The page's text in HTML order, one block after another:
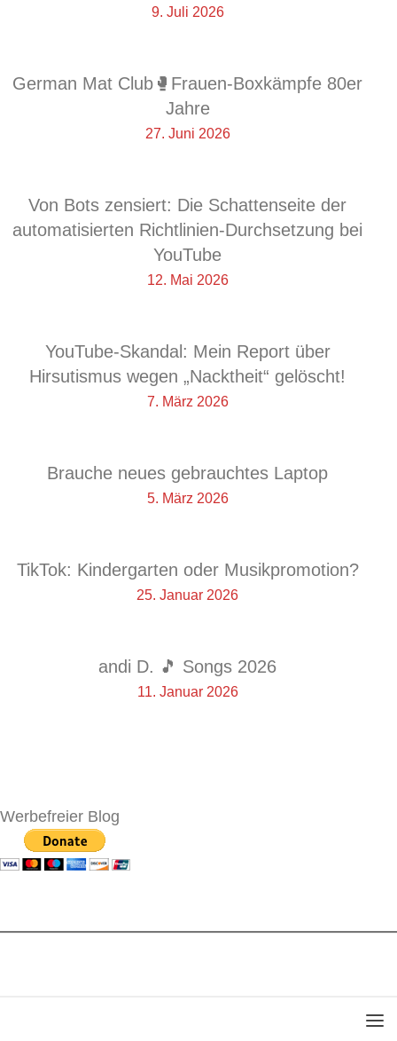
9. Juli 2026
German Mat Club🥊Frauen-Boxkämpfe 80er
Jahre
27. Juni 2026
Von Bots zensiert: Die Schattenseite der
automatisierten Richtlinien-Durchsetzung bei
YouTube
12. Mai 2026
YouTube-Skandal: Mein Report über
Hirsutismus wegen „Nacktheit“ gelöscht!
7. März 2026
Brauche neues gebrauchtes Laptop
5. März 2026
TikTok: Kindergarten oder Musikpromotion?
25. Januar 2026
andi D. 🎵 Songs 2026
11. Januar 2026
Werbefreier Blog